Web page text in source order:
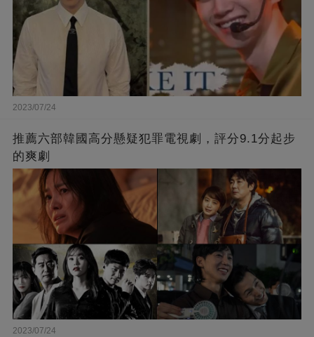
2023/07/24
推薦六部韓國高分懸疑犯罪電視劇，評分9.1分起步
的爽劇
2023/07/24